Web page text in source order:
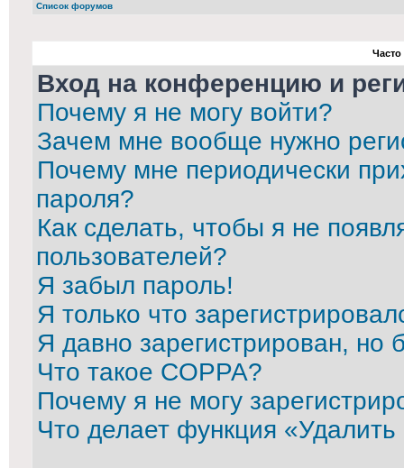
Список форумов
Вход на конференцию и
Почему я не могу войти?
Зачем мне вообще нужно
Почему мне периодически
пароля?
Как сделать, чтобы я не
пользователей?
Я забыл пароль!
Я только что
Я давно зарегистрирован, но
Что такое COPPA?
Почему я не могу
Что делает функция